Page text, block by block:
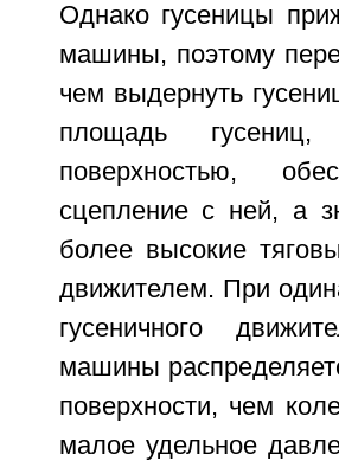
Однако гусеницы
машины, поэтому
чем выдернуть
площадь
поверхностью,
сцепление с ней, а
более высокие
движителем. При
гусеничного
машины
поверхности, чем
малое удельное